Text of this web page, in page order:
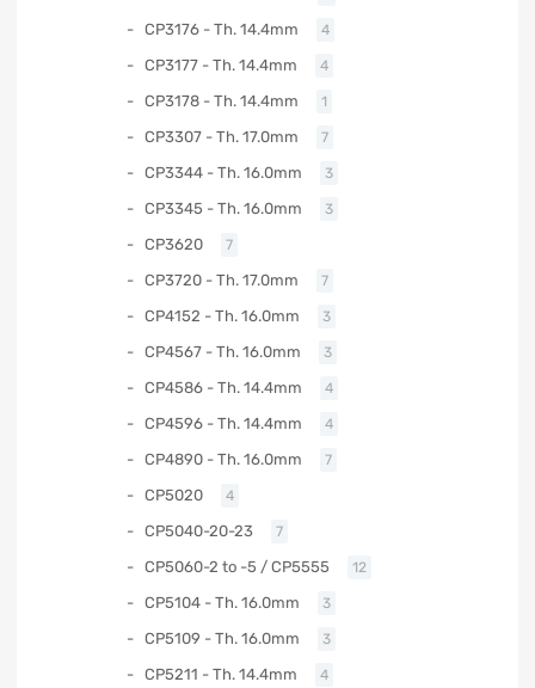
CP3176 - Th. 14.4mm 4
CP3177 - Th. 14.4mm 4
CP3178 - Th. 14.4mm 1
CP3307 - Th. 17.0mm 7
CP3344 - Th. 16.0mm 3
CP3345 - Th. 16.0mm 3
CP3620 7
CP3720 - Th. 17.0mm 7
CP4152 - Th. 16.0mm 3
CP4567 - Th. 16.0mm 3
CP4586 - Th. 14.4mm 4
CP4596 - Th. 14.4mm 4
CP4890 - Th. 16.0mm 7
CP5020 4
CP5040-20-23 7
CP5060-2 to -5 / CP5555 12
CP5104 - Th. 16.0mm 3
CP5109 - Th. 16.0mm 3
CP5211 - Th. 14.4mm 4